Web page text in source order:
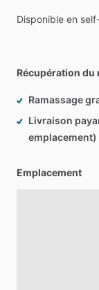
Disponible en
Récupération du
Ramassage
Livraison
emplacement)
Emplacement